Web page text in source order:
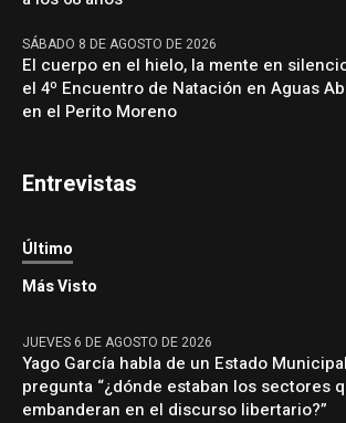
SÁBADO 8 DE AGOSTO DE 2026
El cuerpo en el hielo, la mente en
el 4º Encuentro de Natación en Aguas
en el Perito Moreno
Entrevistas
Último
Más Visto
JUEVES 6 DE AGOSTO DE 2026
Yago García habla de un Estado
pregunta “¿dónde estaban los sectores
embanderan en el discurso libertario?”